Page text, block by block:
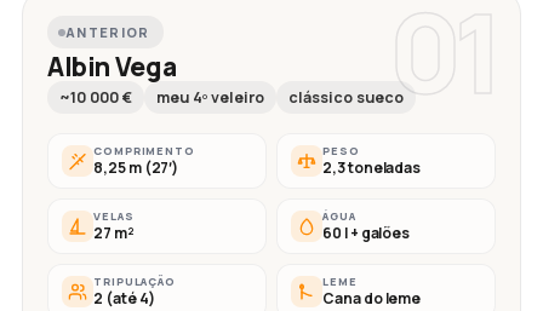
01
ANTERIOR
Albin Vega
~10 000 € meu 4º veleiro clássico sueco
COMPRIMENTO
8,25 m (27′)
PESO
2,3 toneladas
VELAS
27 m²
ÁGUA
60 l + galões
TRIPULAÇÃO
2 (até 4)
LEME
Cana do leme